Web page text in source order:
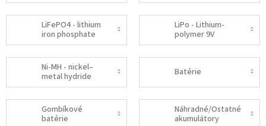
LiFePO4 - lithium
iron phosphate
LiPo - Lithium-
polymer 9V
Ni-MH - nickel–
metal hydride
Batérie
Gombíkové
batérie
Náhradné/Ostatné
akumulátory